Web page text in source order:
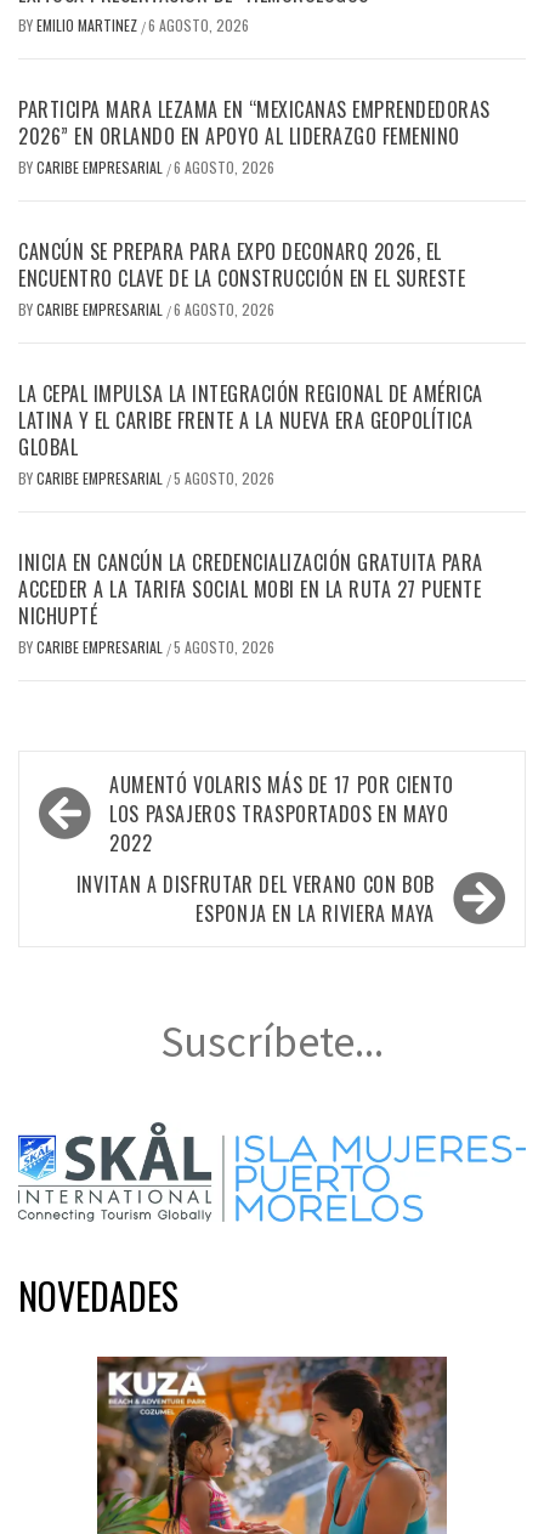
BYEMILIO MARTINEZ /6 AGOSTO, 2026
PARTICIPA MARA LEZAMA EN “MEXICANAS EMPRENDEDORAS
2026” EN ORLANDO EN APOYO AL LIDERAZGO FEMENINO
BYCARIBE EMPRESARIAL /6 AGOSTO, 2026
CANCÚN SE PREPARA PARA EXPO DECONARQ 2026, EL
ENCUENTRO CLAVE DE LA CONSTRUCCIÓN EN EL SURESTE
BYCARIBE EMPRESARIAL /6 AGOSTO, 2026
LA CEPAL IMPULSA LA INTEGRACIÓN REGIONAL DE AMÉRICA
LATINA Y EL CARIBE FRENTE A LA NUEVA ERA GEOPOLÍTICA
GLOBAL
BYCARIBE EMPRESARIAL /5 AGOSTO, 2026
INICIA EN CANCÚN LA CREDENCIALIZACIÓN GRATUITA PARA
ACCEDER A LA TARIFA SOCIAL MOBI EN LA RUTA 27 PUENTE
NICHUPTÉ
BYCARIBE EMPRESARIAL /5 AGOSTO, 2026
Navegación
de
entradas
AUMENTÓ VOLARIS MÁS DE 17 POR CIENTO
LOS PASAJEROS TRASPORTADOS EN MAYO
2022
INVITAN A DISFRUTAR DEL VERANO CON BOB
ESPONJA EN LA RIVIERA MAYA
Suscríbete...
NOVEDADES